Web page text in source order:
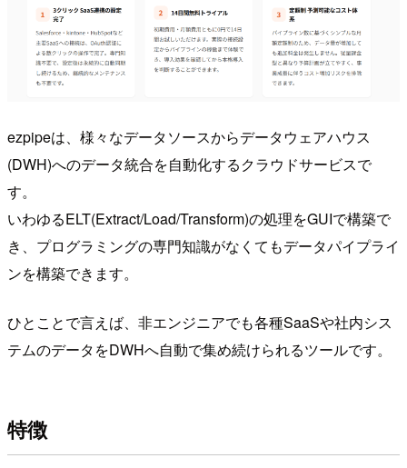
ezpipeは、様々なデータソースからデータウェアハウス
(DWH)へのデータ統合を自動化するクラウドサービスで
す。
いわゆるELT(Extract/Load/Transform)の処理をGUIで構築で
き、プログラミングの専門知識がなくてもデータパイプライ
ンを構築できます。
ひとことで言えば、非エンジニアでも各種SaaSや社内シス
テムのデータをDWHへ自動で集め続けられるツールです。
特徴